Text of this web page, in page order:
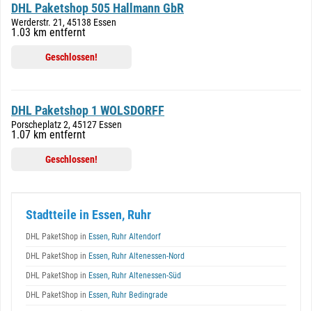
DHL Paketshop 505 Hallmann GbR
Werderstr. 21, 45138 Essen
1.03 km entfernt
Geschlossen!
DHL Paketshop 1 WOLSDORFF
Porscheplatz 2, 45127 Essen
1.07 km entfernt
Geschlossen!
Stadtteile in Essen, Ruhr
DHL PaketShop in Essen, Ruhr Altendorf
DHL PaketShop in Essen, Ruhr Altenessen-Nord
DHL PaketShop in Essen, Ruhr Altenessen-Süd
DHL PaketShop in Essen, Ruhr Bedingrade